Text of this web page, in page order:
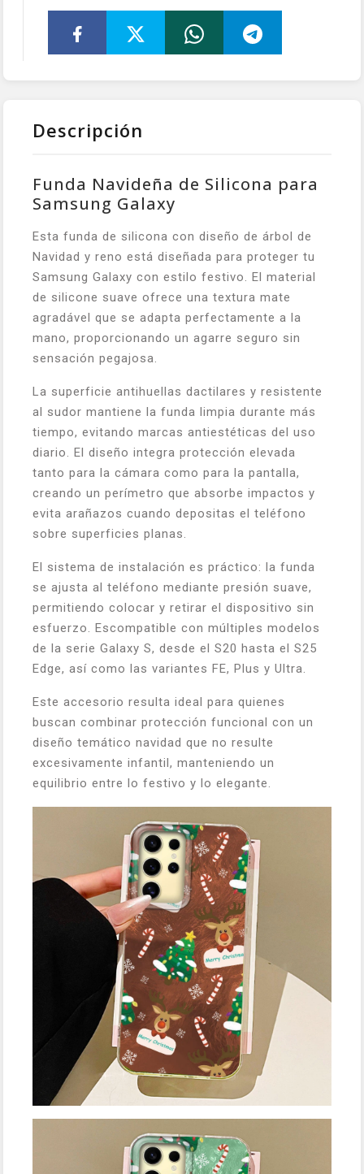
Descripción
Funda Navideña de Silicona para
Samsung Galaxy
Esta funda de silicona con diseño de árbol de
Navidad y reno está diseñada para proteger tu
Samsung Galaxy con estilo festivo. El material
de silicone suave ofrece una textura mate
agradável que se adapta perfectamente a la
mano, proporcionando un agarre seguro sin
sensación pegajosa.
La superficie antihuellas dactilares y resistente
al sudor mantiene la funda limpia durante más
tiempo, evitando marcas antiestéticas del uso
diario. El diseño integra protección elevada
tanto para la cámara como para la pantalla,
creando un perímetro que absorbe impactos y
evita arañazos cuando depositas el teléfono
sobre superficies planas.
El sistema de instalación es práctico: la funda
se ajusta al teléfono mediante presión suave,
permitiendo colocar y retirar el dispositivo sin
esfuerzo. Escompatible con múltiples modelos
de la serie Galaxy S, desde el S20 hasta el S25
Edge, así como las variantes FE, Plus y Ultra.
Este accesorio resulta ideal para quienes
buscan combinar protección funcional con un
diseño temático navidad que no resulte
excesivamente infantil, manteniendo un
equilibrio entre lo festivo y lo elegante.